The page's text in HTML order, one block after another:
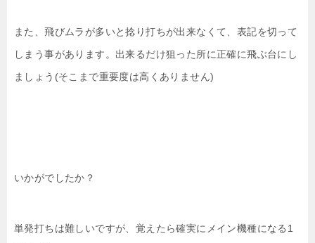
また、飛びムラが多いと捻り打ちが出来なくて、表記を切って
しまう事があります。出来るだけ狙った所に正確に飛ぶ台にし
ましょう(そこまで重要度は高くありません)
いかがでしたか？
単発打ちは難しいですが、覚えたら確実にメイン機種になる1